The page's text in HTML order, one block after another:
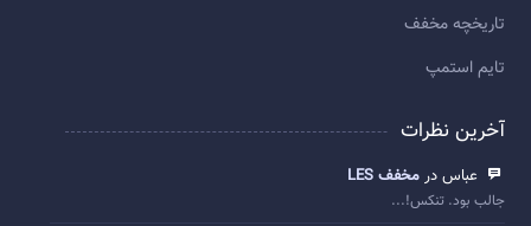
تاريخچه مخفف
تایم استمپ
آخرین نظرات
عباس در مخفف LES
جالب بود. تنکس!...